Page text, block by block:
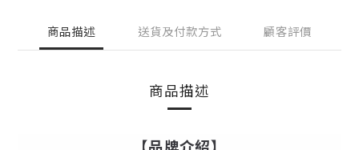
商品描述 送貨及付款方式 顧客評價
商品描述
【品牌介紹】